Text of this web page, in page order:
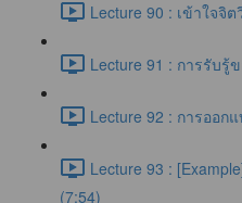
Lecture 90 : เข้าใจจิ
Lecture 91 : การรับรู้
Lecture 92 : การออก
Lecture 93 :
(7:54)